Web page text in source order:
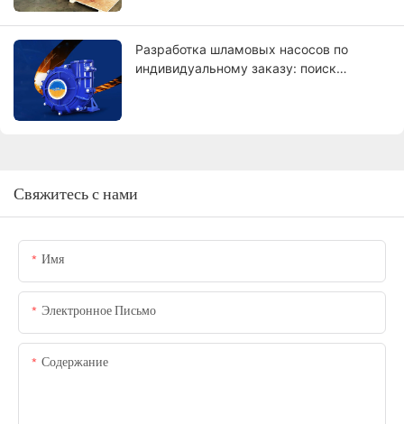
Разработка шламовых насосов по
индивидуальному заказу: поиск
Свяжитесь с нами
Имя
Электронное Письмо
Содержание